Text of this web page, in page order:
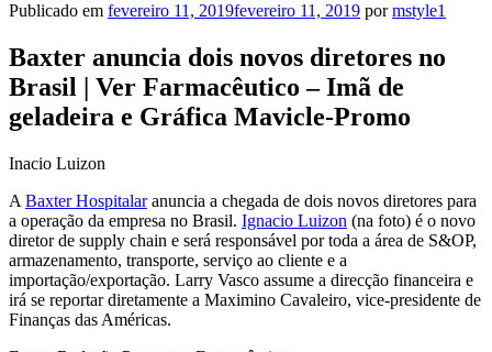
Publicado em fevereiro 11, 2019fevereiro 11, 2019 pormstyle1
Baxter anuncia dois novos diretores no
Brasil | Ver Farmacêutico – Imã de
geladeira e Gráfica Mavicle-Promo
Inacio Luizon
A Baxter Hospitalaranuncia a chegada de dois novos diretores para
a operação da empresa no Brasil. Ignacio Luizon (na foto) é o novo
diretor de supply chain e será responsável por toda a área de S&OP,
armazenamento, transporte, serviço ao cliente e a
importação/exportação. Larry Vasco assume a direcção financeira e
irá se reportar diretamente a Maximino Cavaleiro, vice-presidente de
Finanças das Américas.